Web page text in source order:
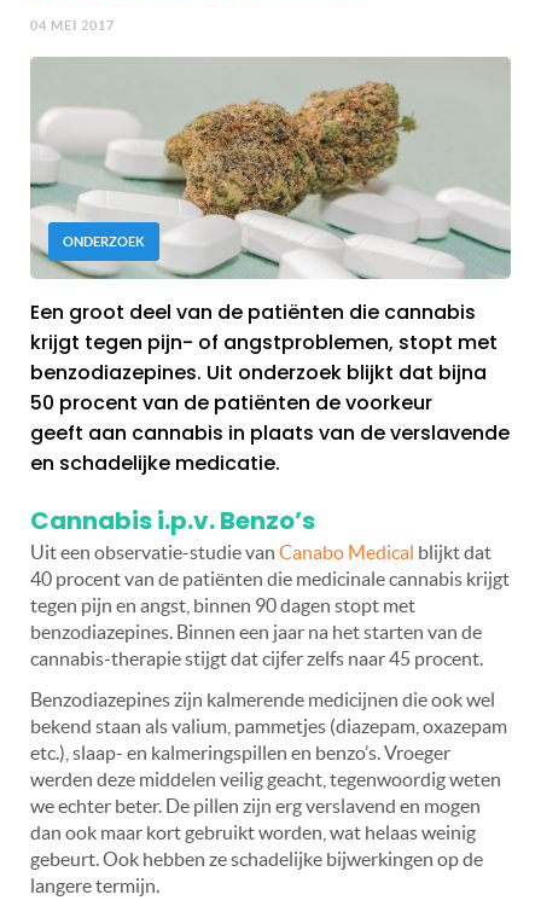
04 MEI 2017
ONDERZOEK
Een groot deel van de patiënten die cannabis
krijgt tegen pijn- of angstproblemen, stopt met
benzodiazepines. Uit onderzoek blijkt dat bijna
50 procent van de patiënten de voorkeur
geeft aan cannabis in plaats van de verslavende
en schadelijke medicatie.
Cannabis i.p.v. Benzo’s
Uit een observatie-studie van Canabo Medical blijkt dat
40 procent van de patiënten die medicinale cannabis krijgt
tegen pijn en angst, binnen 90 dagen stopt met
benzodiazepines. Binnen een jaar na het starten van de
cannabis-therapie stijgt dat cijfer zelfs naar 45 procent.
Benzodiazepines zijn kalmerende medicijnen die ook wel
bekend staan als valium, pammetjes (diazepam, oxazepam
etc.), slaap- en kalmeringspillen en benzo’s. Vroeger
werden deze middelen veilig geacht, tegenwoordig weten
we echter beter. De pillen zijn erg verslavend en mogen
dan ook maar kort gebruikt worden, wat helaas weinig
gebeurt. Ook hebben ze schadelijke bijwerkingen op de
langere termijn.